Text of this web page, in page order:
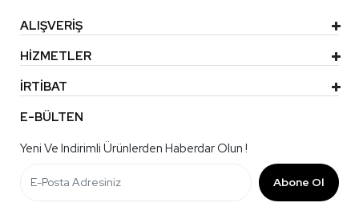
ALIŞVERİŞ
HİZMETLER
İRTİBAT
E-BÜLTEN
Yeni Ve Indirimli Ürünlerden Haberdar Olun !
Abone Ol